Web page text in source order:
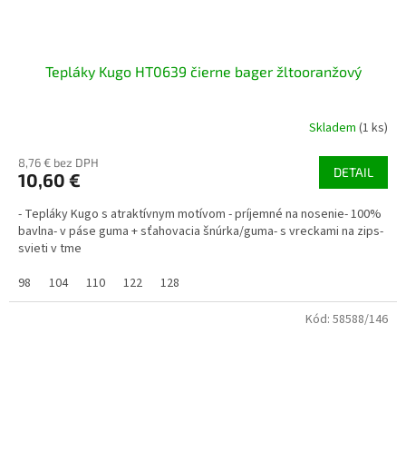
Tepláky Kugo HT0639 čierne bager žltooranžový
Skladem (1 ks)
8,76 € bez DPH
10,60 € DETAIL
- Tepláky Kugo s atraktívnym motívom - príjemné na nosenie- 100%
bavlna- v páse guma + sťahovacia šnúrka/guma- s vreckami na zips-
svieti v tme
98
104 110 122 128
Kód: 58588/146